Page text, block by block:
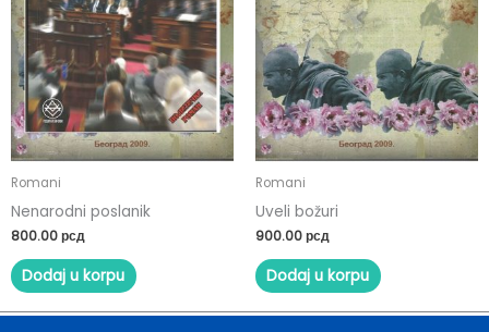
Romani
Nenarodni poslanik
800.00рсд
Dodaj u korpu
Romani
Uveli božuri
900.00рсд
Dodaj u korpu